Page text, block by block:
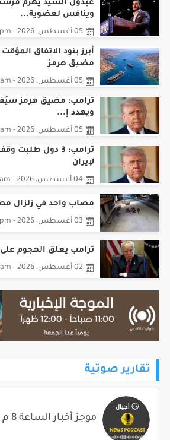
عبدول السيد يهزم
وينافس لعضوية...
05 أغسطس، 2026 - 05:08pm
أبرز بنود الاتفاق
مضيق هرمز
05 أغسطس، 2026 - 09:08am
ترامب: مضيق هرمز
ويهدد إ...
05 أغسطس، 2026 - 08:08am
ترامب: 3 دول
لإيران
04 أغسطس، 2026 - 09:08am
مصاب واحد في زلزال
03 أغسطس، 2026 - 01:08pm
ترامب يعلق الهجوم على
02 أغسطس، 2026 - 08:08am
تقارير صوتية
موجز أخبار الساعة 8 م 2026/08/06